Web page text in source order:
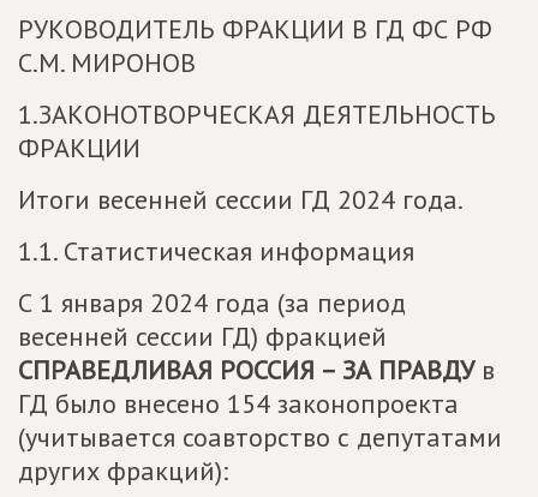
РУКОВОДИТЕЛЬ ФРАКЦИИ В ГД ФС РФ
С.М. МИРОНОВ
1.ЗАКОНОТВОРЧЕСКАЯ ДЕЯТЕЛЬНОСТЬ
ФРАКЦИИ
Итоги весенней сессии ГД 2024 года.
1.1. Статистическая информация
С 1 января 2024 года (за период
весенней сессии ГД) фракцией
СПРАВЕДЛИВАЯ РОССИЯ – ЗА ПРАВДУв
ГД было внесено 154 законопроекта
(учитывается соавторство с депутатами
других фракций):